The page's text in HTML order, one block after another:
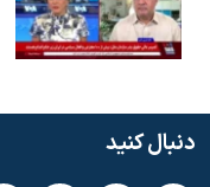
دنبال کنید